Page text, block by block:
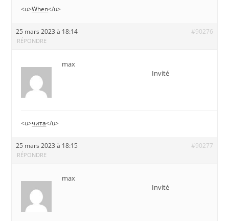
<u>When</u>
25 mars 2023 à 18:14 #90276
RÉPONDRE
max
Invité
<u>чита</u>
25 mars 2023 à 18:15 #90277
RÉPONDRE
max
Invité